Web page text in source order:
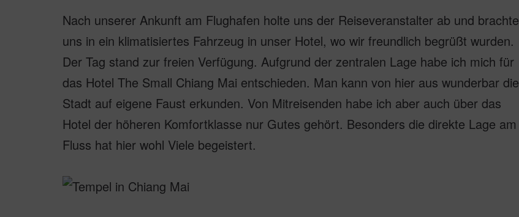
Nach unserer Ankunft am Flughafen holte uns der Reiseveranstalter ab und brachte
uns in ein klimatisiertes Fahrzeug in unser Hotel, wo wir freundlich begrüßt wurden.
Der Tag stand zur freien Verfügung. Aufgrund der zentralen Lage habe ich mich für
das Hotel The Small Chiang Mai entschieden. Man kann von hier aus wunderbar die
Stadt auf eigene Faust erkunden. Von Mitreisenden habe ich aber auch über das
Hotel der höheren Komfortklasse nur Gutes gehört. Besonders die direkte Lage am
Fluss hat hier wohl Viele begeistert.